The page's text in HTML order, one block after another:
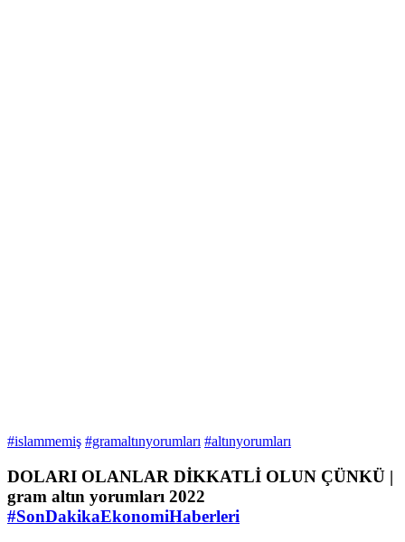
#islammemiş #gramaltınyorumları #altınyorumları
DOLARI OLANLAR DİKKATLİ OLUN ÇÜNKÜ |
gram altın yorumları 2022
#SonDakikaEkonomiHaberleri